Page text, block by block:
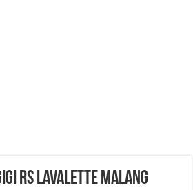
RS Lavalette Malang